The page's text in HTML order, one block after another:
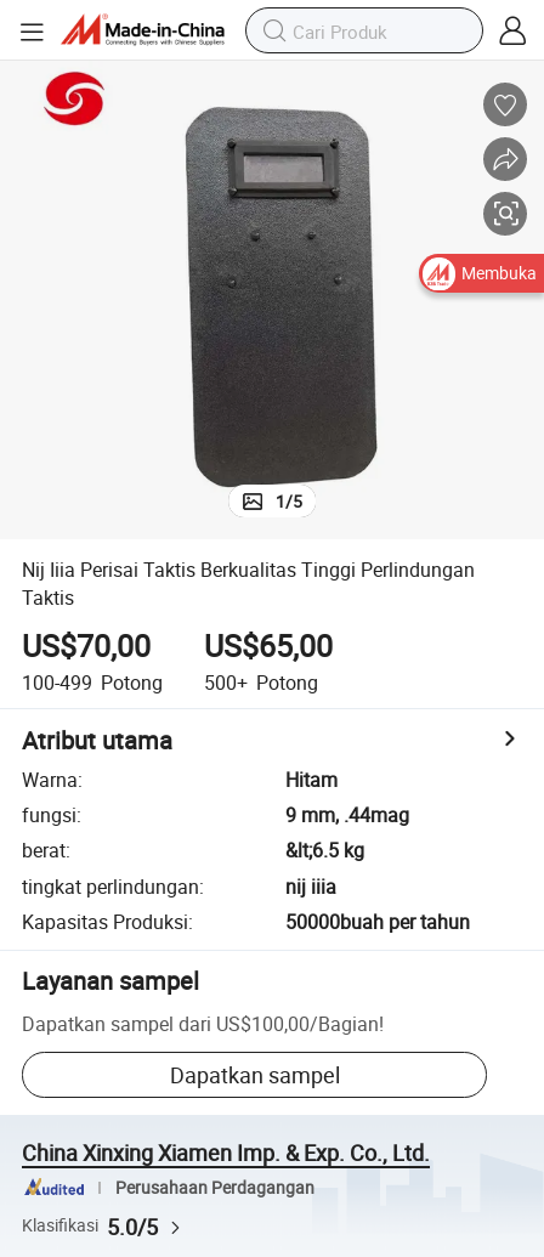
1/5
Nij Iiia Perisai Taktis Berkualitas Tinggi Perlindungan
Taktis
US$70,00
100-499 Potong
US$65,00
500+ Potong
Atribut utama
Warna:
Hitam
fungsi:
9 mm, .44mag
berat:
&lt;6.5 kg
tingkat perlindungan:
nij iiia
Kapasitas Produksi: 50000buah per tahun
Layanan sampel
Dapatkan sampel dari US$100,00/Bagian!
Dapatkan sampel
China Xinxing Xiamen Imp. & Exp. Co., Ltd.
Perusahaan Perdagangan
Klasifikasi 5.0/5
Membuka